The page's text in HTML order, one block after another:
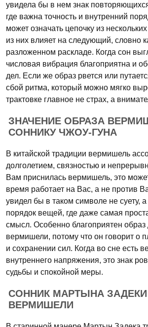
увидела бы в нем знак
где важна точность и внутренний
может означать цепочку из
из них влияет на следующий, словно
разложенном раскладе. Когда сон
числовая вибрация благоприятна и
дел. Если же образ рвется или
сбой ритма, который можно мягко
трактовке главное не страх, а
ЗНАЧЕНИЕ ОБРАЗА
СОННИКУ ЧЖОУ-ГУНА
В китайской традиции вермишель
долголетием, связностью и
Вам приснилась вермишель, это
время работает на Вас, а не против
увидел бы в таком символе не суету,
порядок вещей, где даже самая
смысл. Особенно благоприятен образ
вермишели, потому что он говорит о
и сохранении сил. Когда во сне есть
внутреннего напряжения, это знак
судьбы и спокойной меры.
СОННИК МАРТЫНА
ВЕРМИШЕЛИ